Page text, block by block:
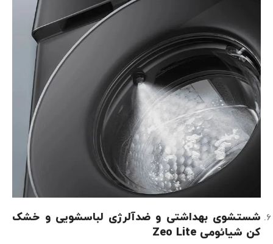
شستشوی بهداشتی و ضدآلرژی لباسشویی و خشک
کن شیائومی